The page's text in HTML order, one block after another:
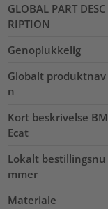
GLOBAL PART DESC
RIPTION
Genoplukkelig
Globalt produktnav
n
Kort beskrivelse BM
Ecat
Lokalt bestillingsnu
mmer
Materiale